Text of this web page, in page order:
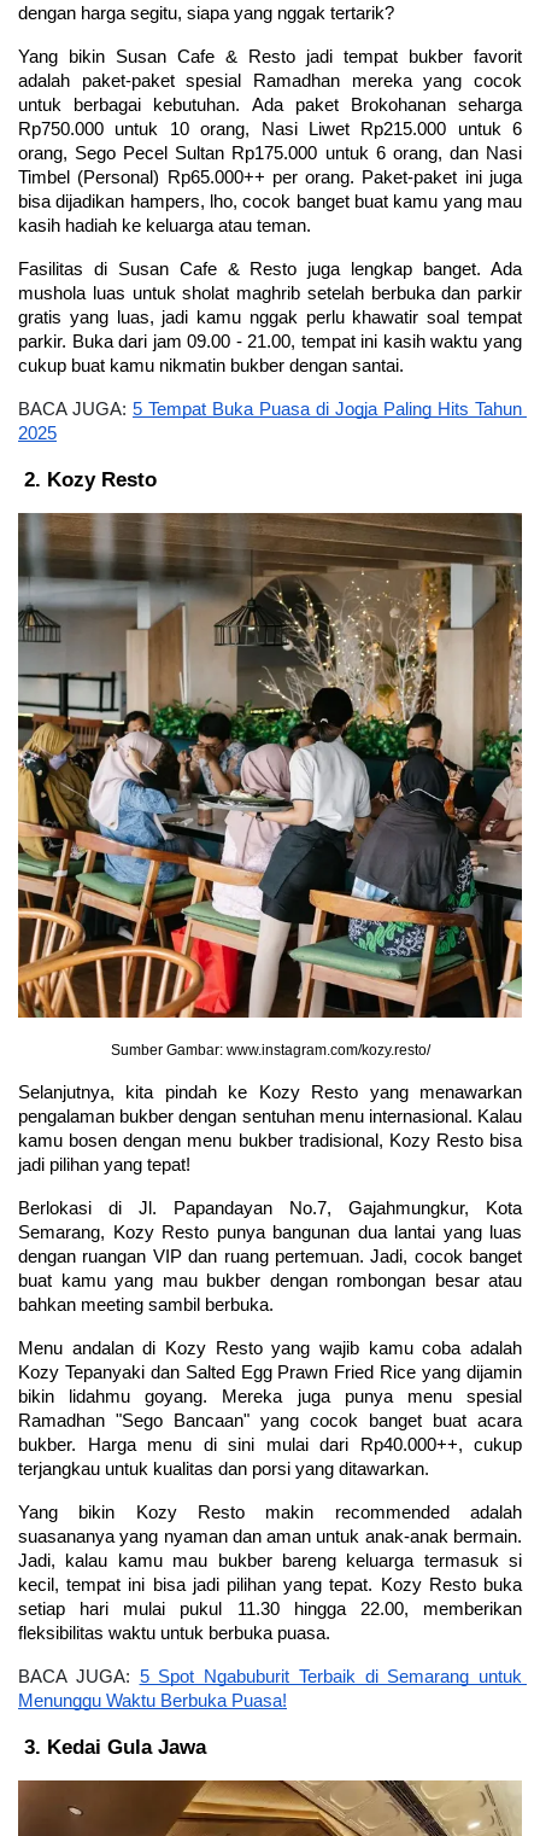
dengan harga segitu, siapa yang nggak tertarik?
Yang bikin Susan Cafe & Resto jadi tempat bukber favorit
adalah paket-paket spesial Ramadhan mereka yang cocok
untuk berbagai kebutuhan. Ada paket Brokohanan seharga
Rp750.000 untuk 10 orang, Nasi Liwet Rp215.000 untuk 6
orang, Sego Pecel Sultan Rp175.000 untuk 6 orang, dan Nasi
Timbel (Personal) Rp65.000++ per orang. Paket-paket ini juga
bisa dijadikan hampers, lho, cocok banget buat kamu yang mau
kasih hadiah ke keluarga atau teman.
Fasilitas di Susan Cafe & Resto juga lengkap banget. Ada
mushola luas untuk sholat maghrib setelah berbuka dan parkir
gratis yang luas, jadi kamu nggak perlu khawatir soal tempat
parkir. Buka dari jam 09.00 - 21.00, tempat ini kasih waktu yang
cukup buat kamu nikmatin bukber dengan santai.
BACA JUGA: 5 Tempat Buka Puasa di Jogja Paling Hits Tahun
2025
Kozy Resto
Sumber Gambar: www.instagram.com/kozy.resto/
Selanjutnya, kita pindah ke Kozy Resto yang menawarkan
pengalaman bukber dengan sentuhan menu internasional. Kalau
kamu bosen dengan menu bukber tradisional, Kozy Resto bisa
jadi pilihan yang tepat!
Berlokasi di Jl. Papandayan No.7, Gajahmungkur, Kota
Semarang, Kozy Resto punya bangunan dua lantai yang luas
dengan ruangan VIP dan ruang pertemuan. Jadi, cocok banget
buat kamu yang mau bukber dengan rombongan besar atau
bahkan meeting sambil berbuka.
Menu andalan di Kozy Resto yang wajib kamu coba adalah
Kozy Tepanyaki dan Salted Egg Prawn Fried Rice yang dijamin
bikin lidahmu goyang. Mereka juga punya menu spesial
Ramadhan "Sego Bancaan" yang cocok banget buat acara
bukber. Harga menu di sini mulai dari Rp40.000++, cukup
terjangkau untuk kualitas dan porsi yang ditawarkan.
Yang bikin Kozy Resto makin recommended adalah
suasananya yang nyaman dan aman untuk anak-anak bermain.
Jadi, kalau kamu mau bukber bareng keluarga termasuk si
kecil, tempat ini bisa jadi pilihan yang tepat. Kozy Resto buka
setiap hari mulai pukul 11.30 hingga 22.00, memberikan
fleksibilitas waktu untuk berbuka puasa.
BACA JUGA: 5 Spot Ngabuburit Terbaik di Semarang untuk
Menunggu Waktu Berbuka Puasa!
Kedai Gula Jawa